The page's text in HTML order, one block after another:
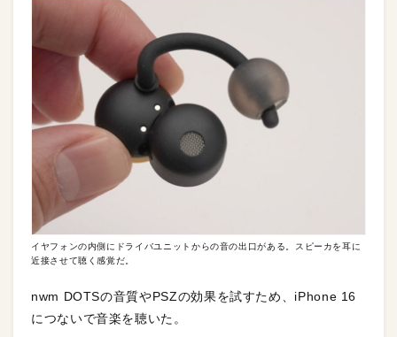
イヤフォンの内側にドライバユニットからの音の出口がある。スピーカを耳に
近接させて聴く感覚だ。
nwm DOTSの音質やPSZの効果を試すため、iPhone 16
につないで音楽を聴いた。